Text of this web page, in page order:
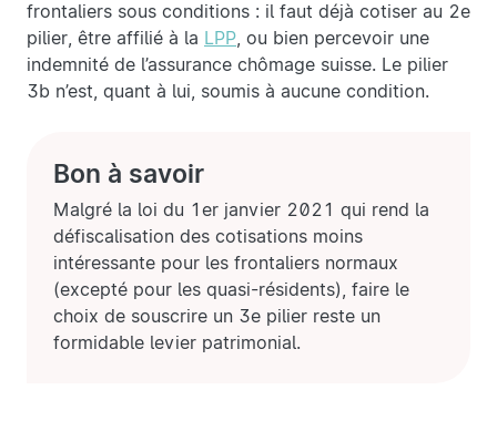
frontaliers sous conditions : il faut déjà cotiser au 2e
pilier, être affilié à la LPP, ou bien percevoir une
indemnité de l’assurance chômage suisse. Le pilier
3b n’est, quant à lui, soumis à aucune condition.
Bon à savoir
Malgré la loi du 1er janvier 2021 qui rend la
défiscalisation des cotisations moins
intéressante pour les frontaliers normaux
(excepté pour les quasi-résidents), faire le
choix de souscrire un 3e pilier reste un
formidable levier patrimonial.